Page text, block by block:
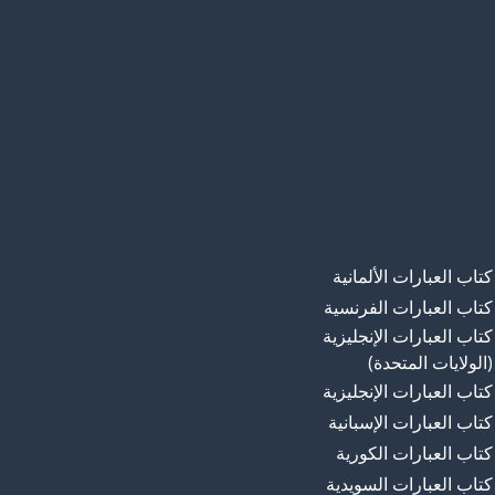
كتاب العبارات الألمانية
كتاب العبارات الفرنسية
كتاب العبارات الإنجليزية
(الولايات المتحدة)
كتاب العبارات الإنجليزية
كتاب العبارات الإسبانية
كتاب العبارات الكورية
كتاب العبارات السويدية